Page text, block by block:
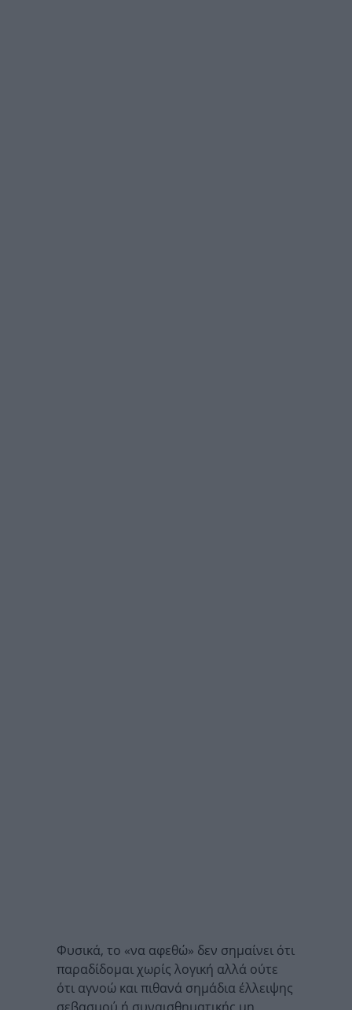
Φυσικά, το «να αφεθώ» δεν σημαίνει ότι
παραδίδομαι χωρίς λογική αλλά ούτε
ότι αγνοώ και πιθανά σημάδια έλλειψης